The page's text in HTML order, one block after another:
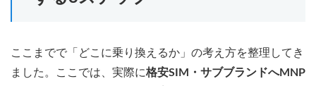
ここまでで「どこに乗り換えるか」の考え方を整理してき
ました。ここでは、実際に格安SIM・サブブランドへMNP